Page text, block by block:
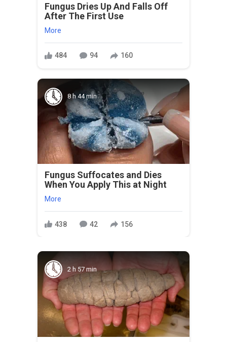
Fungus Dries Up And Falls Off
After The First Use
More
484 94 160
8 h 44 min
Fungus Suffocates and Dies
When You Apply This at Night
More
438 42 156
2 h 57 min